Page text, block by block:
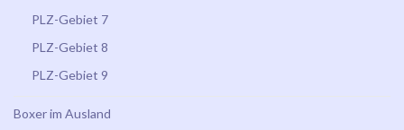
PLZ-Gebiet 7
PLZ-Gebiet 8
PLZ-Gebiet 9
Boxer im Ausland